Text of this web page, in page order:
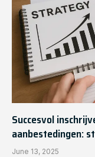
Succesvol
aanbestedingen:
June 13, 2025